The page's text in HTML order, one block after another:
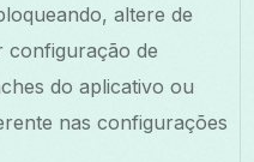
altere de
configuração de
do aplicativo ou
nas configurações